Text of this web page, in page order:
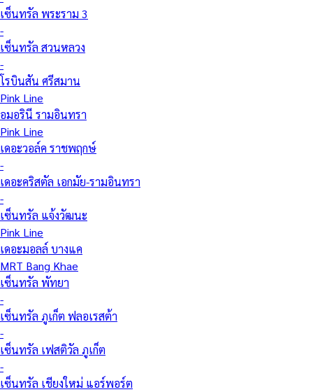
เซ็นทรัล พระราม 3
-
เซ็นทรัล สวนหลวง
-
โรบินสัน ศรีสมาน
Pink Line
อมอรินี รามอินทรา
Pink Line
เดอะวอล์ค ราชพฤกษ์
-
เดอะคริสตัล เอกมัย-รามอินทรา
-
เซ็นทรัล แจ้งวัฒนะ
Pink Line
เดอะมอลล์ บางแค
MRT Bang Khae
เซ็นทรัล พัทยา
-
เซ็นทรัล ภูเก็ต ฟลอเรสต้า
-
เซ็นทรัล เฟสติวัล ภูเก็ต
-
เซ็นทรัล เชียงใหม่ แอร์พอร์ต